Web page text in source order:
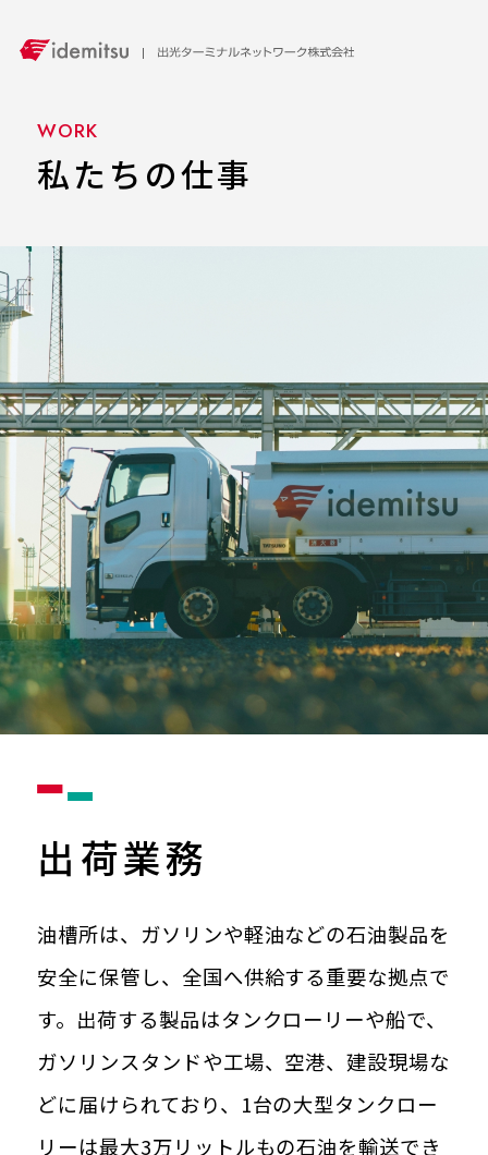
WORK
私たちの仕事
出荷業務
油槽所は、ガソリンや軽油などの石油製品を
安全に保管し、全国へ供給する重要な拠点で
す。出荷する製品はタンクローリーや船で、
ガソリンスタンドや工場、空港、建設現場な
どに届けられており、1台の大型タンクロー
リーは最大3万リットルもの石油を輸送でき